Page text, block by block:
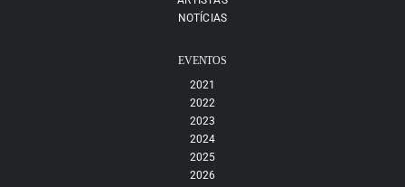
NOTÍCIAS
EVENTOS
2021
2022
2023
2024
2025
2026